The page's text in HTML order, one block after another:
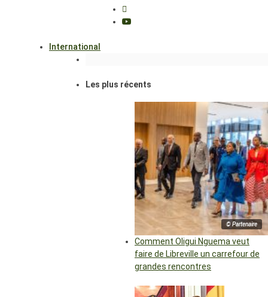
International
Les plus récents
© Partenaire
Comment Oligui Nguema veut
faire de Libreville un carrefour de
grandes rencontres